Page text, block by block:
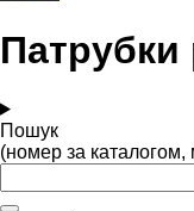
Патрубки
Пошук
(номер за каталогом,